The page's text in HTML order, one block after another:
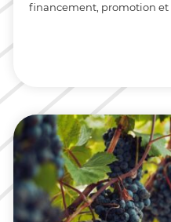
financement, promotion et